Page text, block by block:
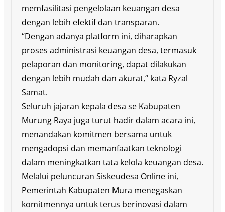
memfasilitasi pengelolaan keuangan desa
dengan lebih efektif dan transparan.
“Dengan adanya platform ini, diharapkan
proses administrasi keuangan desa, termasuk
pelaporan dan monitoring, dapat dilakukan
dengan lebih mudah dan akurat,“ kata Ryzal
Samat.
Seluruh jajaran kepala desa se Kabupaten
Murung Raya juga turut hadir dalam acara ini,
menandakan komitmen bersama untuk
mengadopsi dan memanfaatkan teknologi
dalam meningkatkan tata kelola keuangan desa.
Melalui peluncuran Siskeudesa Online ini,
Pemerintah Kabupaten Mura menegaskan
komitmennya untuk terus berinovasi dalam